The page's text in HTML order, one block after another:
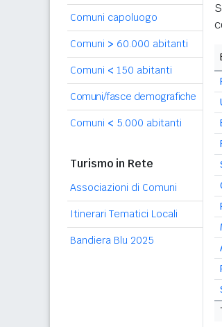
Comuni capoluogo
Comuni > 60.000 abitanti
Comuni < 150 abitanti
Comuni/fasce demografiche
Comuni < 5.000 abitanti
Turismo in Rete
Associazioni di Comuni
Itinerari Tematici Locali
Bandiera Blu 2025